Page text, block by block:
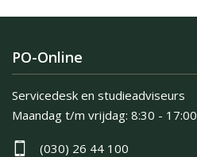
PO-Online
Servicedesk en studieadviseurs
Maandag t/m vrijdag: 8:30 - 17:00
(030) 26 44 100